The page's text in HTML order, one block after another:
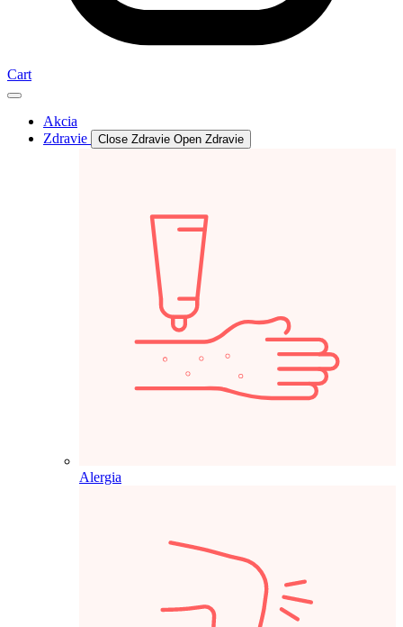
Cart
Akcia
Zdravie
Close Zdravie Open Zdravie
Alergia